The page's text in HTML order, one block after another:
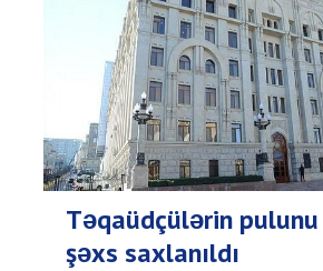
Təqaüdçülərin
şəxs saxlanıldı